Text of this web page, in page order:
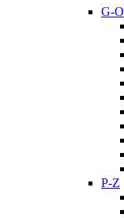
G-O
P-Z